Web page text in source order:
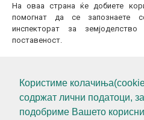
Користиме
содржат лични податоци,
подобриме Вашето
На оваа страна ќе добиете
помогнат да се запознаете
инспекторат за земјоделство
поставеност.
ул.Гоце Делчев бр.18
1000 Скопје,